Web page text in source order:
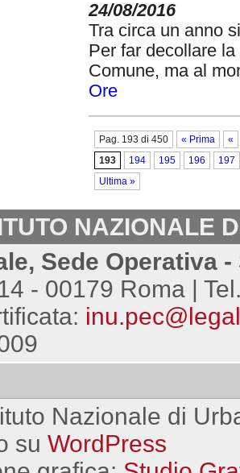
24/08/2016
Tra circa un anno
Per far decollare
Comune, ma al
Ore
Pag. 193 di 450 « Prima
«
193
194 195 196
197
Ultima »
NAZIONALE
Sede Operativa
- 00179 Roma |
Nazionale di
su WordPress